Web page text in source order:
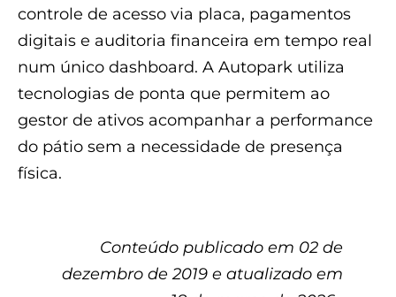
controle de acesso via placa, pagamentos
digitais e auditoria financeira em tempo real
num único dashboard. A Autopark utiliza
tecnologias de ponta que permitem ao
gestor de ativos acompanhar a performance
do pátio sem a necessidade de presença
física.
Conteúdo publicado em 02 de
dezembro de 2019 e atualizado em